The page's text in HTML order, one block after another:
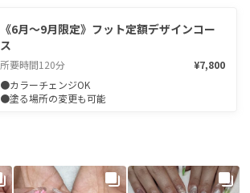
《6月〜9月限定》フット定額デザインコー
ス
所要時間120分
¥7,800
●カラーチェンジOK
●塗る場所の変更も可能